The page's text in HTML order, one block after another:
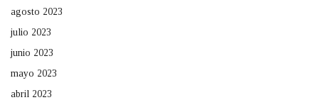
agosto 2023
julio 2023
junio 2023
mayo 2023
abril 2023